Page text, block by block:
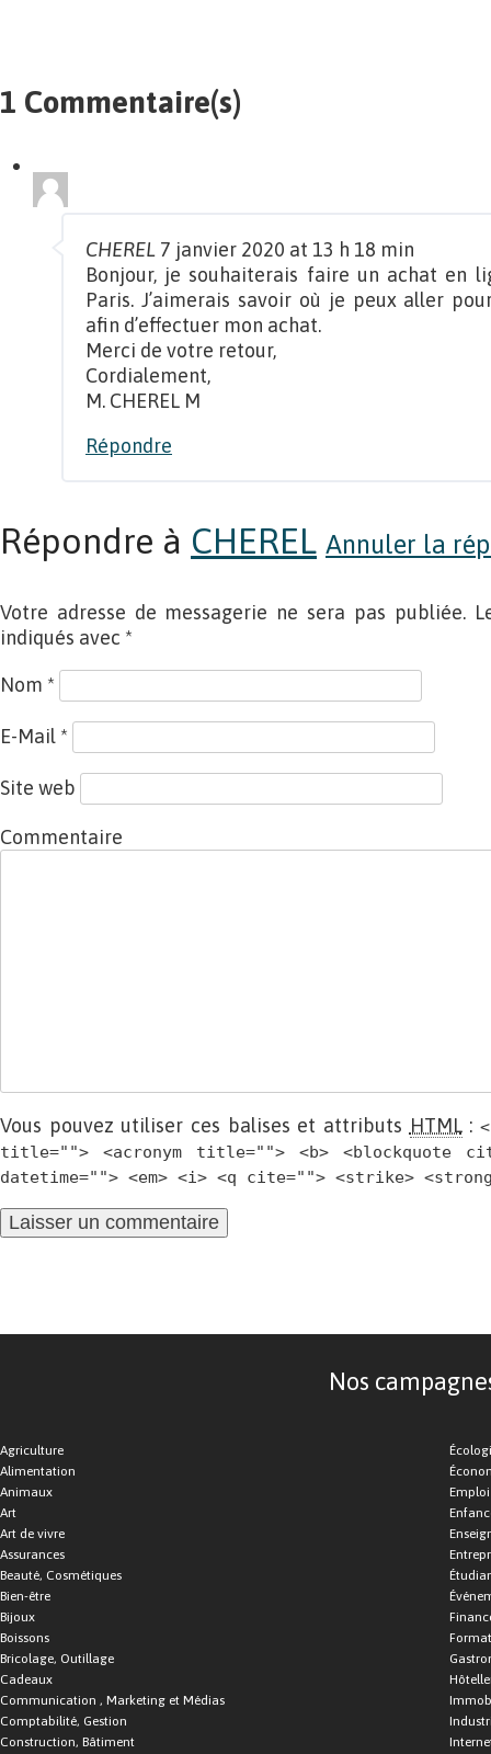
1 Commentaire(s)
CHEREL 7 janvier 2020 at 13 h 18 min
Bonjour, je souhaiterais faire un achat en
Paris. J’aimerais savoir où je peux aller
afin d’effectuer mon achat.
Merci de votre retour,
Cordialement,
M. CHEREL M
Répondre
Répondre à CHEREL Annuler la
Votre adresse de messagerie ne sera pas publiée.
indiqués avec *
Nom *
E-Mail *
Site web
Commentaire
Vous pouvez utiliser ces balises et attributs HTML:
title=""> <acronym title=""> <b> <blockquote
datetime=""> <em> <i> <q cite=""> <strike>
Nos
Agriculture
Alimentation
Animaux
Art
Art de vivre
Assurances
Beauté, Cosmétiques
Bien-être
Bijoux
Boissons
Bricolage, Outillage
Cadeaux
Communication , Marketing et Médias
Comptabilité, Gestion
Construction, Bâtiment
Emploi